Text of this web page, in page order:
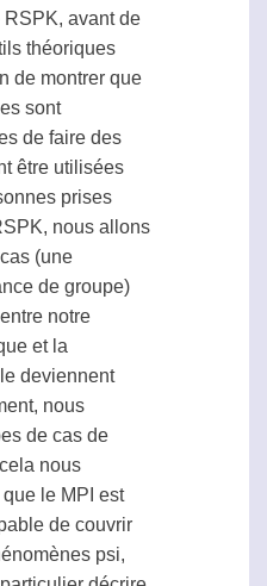
RSPK, avant de
théoriques
de montrer que
sont
de faire des
être utilisées
prises
, nous allons
(une
de groupe)
notre
et la
deviennent
nous
de cas de
nous
le MPI est
de couvrir
psi,